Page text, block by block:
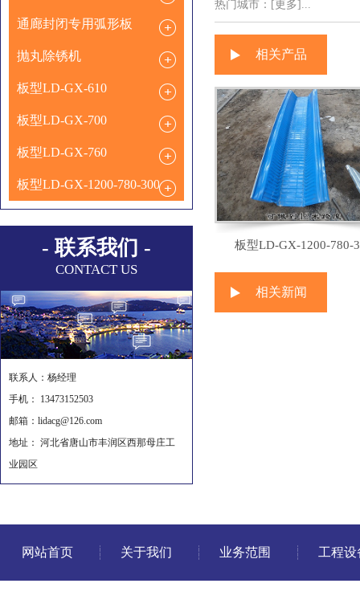
通廊封闭专用弧形板
抛丸除锈机
板型LD-GX-610
板型LD-GX-700
板型LD-GX-760
板型LD-GX-1200-780-300
- 联系我们 -
CONTACT US
联系人：杨经理
手机： 13473152503
邮箱：lidacg@126.com
地址： 河北省唐山市丰润区西那母庄工
业园区
热门城市： [更多]...
相关产品
板型LD-GX-1200-780-
相关新闻
网站首页 关于我们 业务范围 工程设